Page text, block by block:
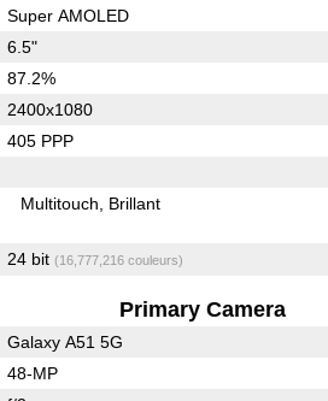
Super AMOLED
6.5"
87.2%
2400x1080
405 PPP
Multitouch Brillant
24 bit (16,777,216 couleurs)
Primary Camera
Galaxy A51 5G
48-MP